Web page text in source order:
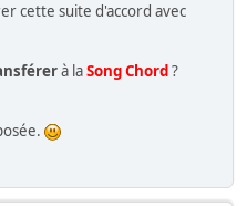
cette suite d'accord avec
à laSong Chord ?